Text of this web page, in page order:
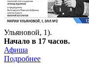
Ульяновой, 1).
Начало в 17 часов.
Афиша
Подробнее